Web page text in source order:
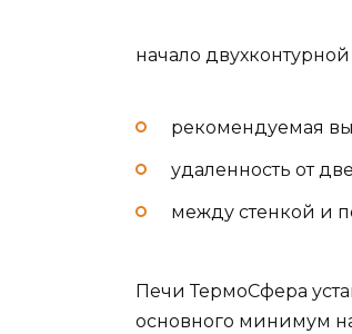
начало
рекомендуемая
удаленность от
между стенкой и
Печи ТермоСфера
основного минимум